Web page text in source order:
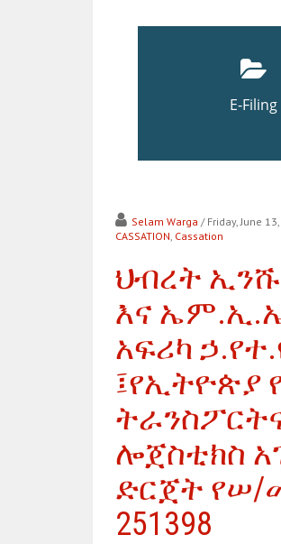
E-Filing
Selam Warga / Friday, June
CASSATION, Cassation
ህብረት
እና
አፍሪካ
፤የኢትዮጵያ
ሎጀስቲክስ
ድርጀት የሠ/
251398